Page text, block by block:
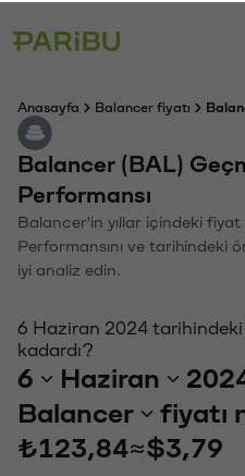
Anasayfa Balancer fiyatı
Balancer (BAL)
Performansı
Balancer'in yıllar içindeki fiyat
Performansını ve tarihindeki
iyi analiz edin.
6 Haziran 2024
kadardı?
6 Haziran
Balancer
fiyatı
₺123,84≈$3,79